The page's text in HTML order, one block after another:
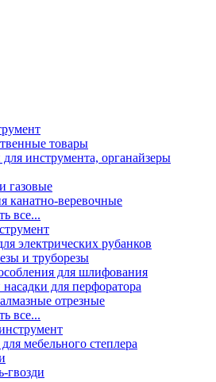
товары
инструмента, органайзеры
газовые
канатно-веревочные
все...
электрических рубанков
и труборезы
для шлифования
для перфоратора
отрезные
все...
мебельного степлера
гвозди